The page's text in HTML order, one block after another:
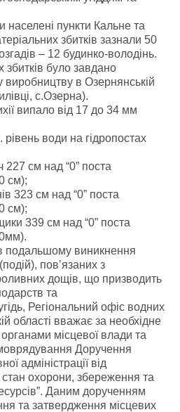
пункти Кальне та
збитків зазнали 50
– 12 будинко-володінь.
збитків було завдано
виробництву в Озернянській
с.Озерна).
випало від 17 до 34 мм
води на гідропостах
227 см над “0” поста
см);
323 см над “0” поста
см);
339 см над “0” поста
виникнення
пов’язаних з
дощів, що призводить
та
Регіональний офіс водних
області вважає за необхідне
місцевої влади та
Доручення
адміністрації від
охорони, збереження та
Даним дорученням
та затвердження місцевих